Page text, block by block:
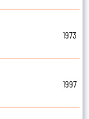
1973
1997